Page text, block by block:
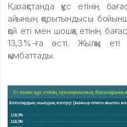
Қазақстанда құс етінің
айының қорытындысы
қой еті мен шошқа етінің
13,3%-ға өсті. Жылқы
қымбаттады.